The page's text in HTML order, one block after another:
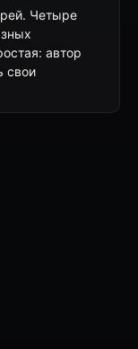
Четыре
автор
свои